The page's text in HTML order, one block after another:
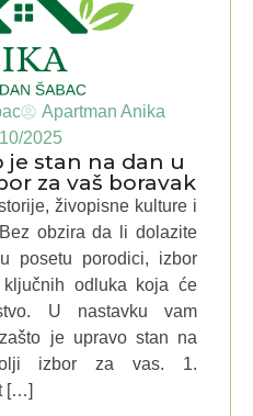
Apartman Anika
2025
je stan na dan u
za vaš boravak
živopisne kulture i
obzira da li dolazite
posetu porodici, izbor
odluka koja će
U nastavku vam
je upravo stan na
izbor za vas. 1.
[…]